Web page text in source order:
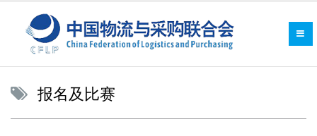
报名及比赛